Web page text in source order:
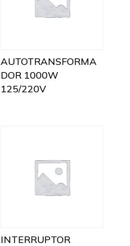
AUTOTRANSFORMA
DOR 1000W
125/220V
INTERRUPTOR